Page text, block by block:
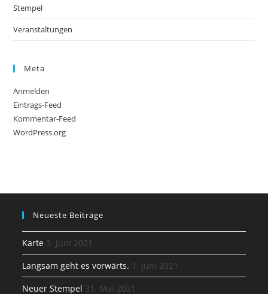
Stempel
Veranstaltungen
Meta
Anmelden
Eintrags-Feed
Kommentar-Feed
WordPress.org
Neueste Beiträge
Karte 3. Juni 2021
Langsam geht es vorwärts. 1. Juni 2021
Neuer Stempel 31. Mai 2021